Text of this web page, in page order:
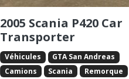
2005 Scania P420 Car
Transporter
Véhicules
GTA San Andreas
Camions
Scania
Remorque